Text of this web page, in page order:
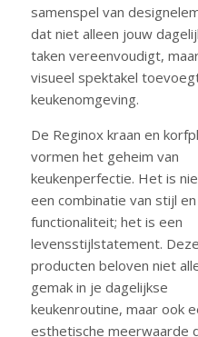
samenspel van
dat niet alleen jouw
taken vereenvoudigt,
visueel spektakel
keukenomgeving.
De Reginox kraan en
vormen het geheim van
keukenperfectie. Het is
een combinatie van stijl en
functionaliteit; het is een
levensstijlstatement. Deze
producten beloven niet
gemak in je dagelijkse
keukenroutine, maar ook
esthetische meerwaarde